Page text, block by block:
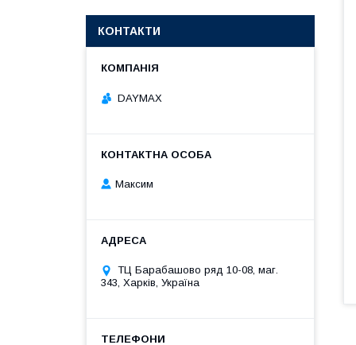
КОНТАКТИ
DAYMAX
Максим
ТЦ Барабашово ряд 10-08, маг.
343, Харків, Україна